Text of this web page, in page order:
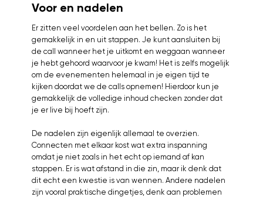
Voor en nadelen
Er zitten veel voordelen aan het bellen. Zo is het
gemakkelijk in en uit stappen. Je kunt aansluiten bij
de call wanneer het je uitkomt en weggaan wanneer
je hebt gehoord waarvoor je kwam! Het is zelfs mogelijk
om de evenementen helemaal in je eigen tijd te
kijken doordat we de calls opnemen! Hierdoor kun je
gemakkelijk de volledige inhoud checken zonder dat
je er live bij hoeft zijn.
De nadelen zijn eigenlijk allemaal te overzien.
Connecten met elkaar kost wat extra inspanning
omdat je niet zoals in het echt op iemand af kan
stappen. Er is wat afstand in die zin, maar ik denk dat
dit echt een kwestie is van wennen. Andere nadelen
zijn vooral praktische dingetjes, denk aan problemen